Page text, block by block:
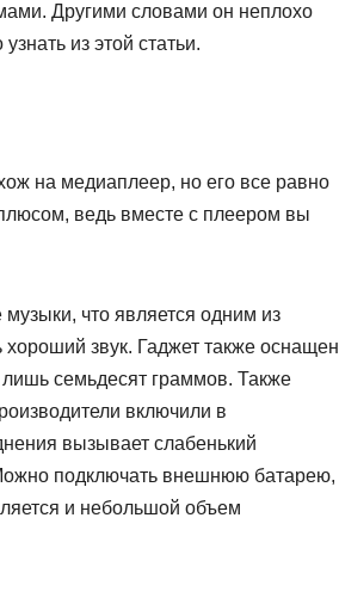
Другими словами он неплохо
из этой статьи.
на медиаплеер, но его все равно
ведь вместе с плеером вы
что является одним из
звук. Гаджет также оснащен
семьдесят граммов. Также
включили в
вызывает слабенький
подключать внешнюю батарею,
и небольшой объем